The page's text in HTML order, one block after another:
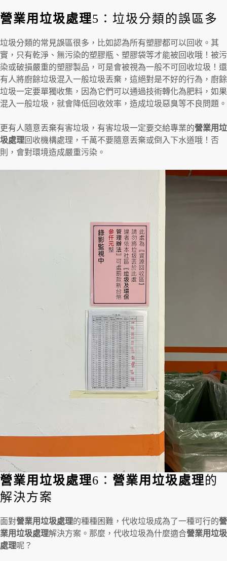
營業用垃圾處理5：垃圾分類的誤區多
垃圾分類的常見誤區很多，比如認為所有塑膠都可以回收。其
實，只有乾淨、無污染的塑膠瓶、塑膠袋等才能被回收哦！被污
染或破損嚴重的塑膠製品，可是會被視為一般不可回收垃圾！還
有人將廚餘垃圾混入一般垃圾丟棄，這絕對是不好的行為，廚餘
垃圾一定要單獨收集，因為它們可以通過技術轉化為肥料，如果
混入一般垃圾，就會降低回收效率，造成垃圾惡臭等不良問題。
更有人隨意丟棄有害垃圾，有害垃圾一定要交給專業的營業用垃
圾處理回收機構處理，千萬不要隨意丟棄或倒入下水道哦！否
則，會對環境造成嚴重污染。
營業用垃圾處理6： 營業用垃圾處理的
解決方案
面對營業用垃圾處理的種種困難，代收垃圾成為了一種可行的營
業用垃圾處理解決方案。那麼，代收垃圾為什麼適合營業用垃圾
處理呢？